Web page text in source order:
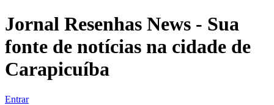
Jornal Resenhas News - Sua
fonte de notícias na cidade de
Carapicuíba
Entrar